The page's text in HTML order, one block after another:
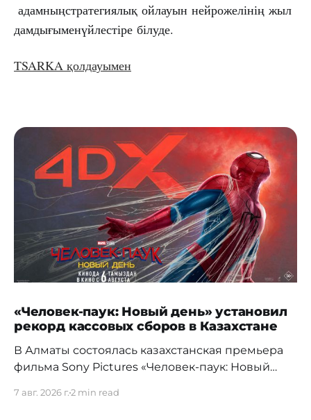
адамныңстратегиялық ойлауын нейрожелінің жыл
дамдығыменүйлестіре білуде.
TSARKA қолдауымен
«Человек-паук: Новый день» установил
рекорд кассовых сборов в Казахстане
В Алматы состоялась казахстанская премьера
фильма Sony Pictures «Человек-паук: Новый
7 авг. 2026 г.2 min read